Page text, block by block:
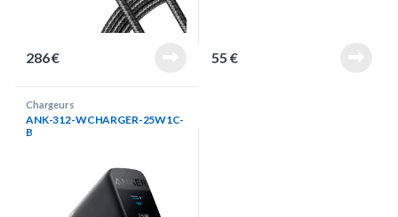
286€ 55 €
Chargeurs
ANK-312-WCHARGER-25W1C-
B